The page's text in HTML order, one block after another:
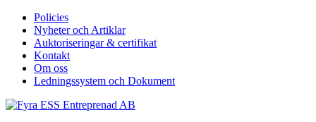
Policies
Nyheter och Artiklar
Auktoriseringar & certifikat
Kontakt
Om oss
Ledningssystem och Dokument